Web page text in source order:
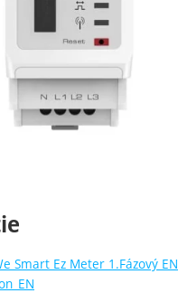
Smart Ez Meter 1.Fázový EN